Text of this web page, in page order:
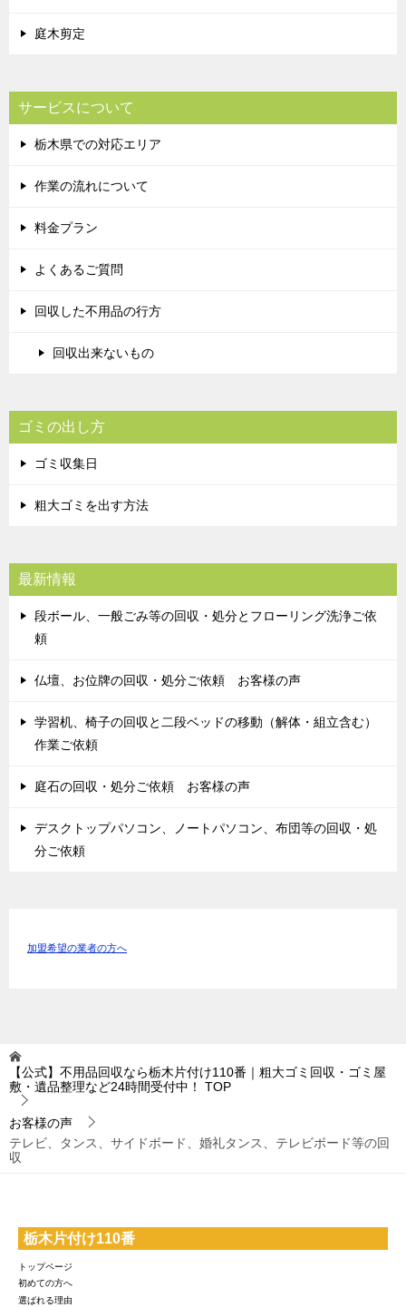
庭木剪定
サービスについて
栃木県での対応エリア
作業の流れについて
料金プラン
よくあるご質問
回収した不用品の行方
回収出来ないもの
ゴミの出し方
ゴミ収集日
粗大ゴミを出す方法
最新情報
段ボール、一般ごみ等の回収・処分とフローリング洗浄ご依
頼
仏壇、お位牌の回収・処分ご依頼 お客様の声
学習机、椅子の回収と二段ベッドの移動（解体・組立含む）
作業ご依頼
庭石の回収・処分ご依頼 お客様の声
デスクトップパソコン、ノートパソコン、布団等の回収・処
分ご依頼
加盟希望の業者の方へ
【公式】不用品回収なら栃木片付け110番｜粗大ゴミ回収・ゴミ屋
敷・遺品整理など24時間受付中！
TOP
お客様の声
テレビ、タンス、サイドボード、婚礼タンス、テレビボード等の回
収
栃木片付け110番
トップページ
初めての方へ
選ばれる理由